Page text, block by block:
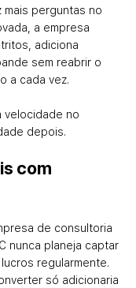
mais perguntas no
a empresa
adiciona
sem reabrir o
a cada vez.
velocidade no
depois.
com
de consultoria
nunca planeja captar
regularmente.
só adicionaria